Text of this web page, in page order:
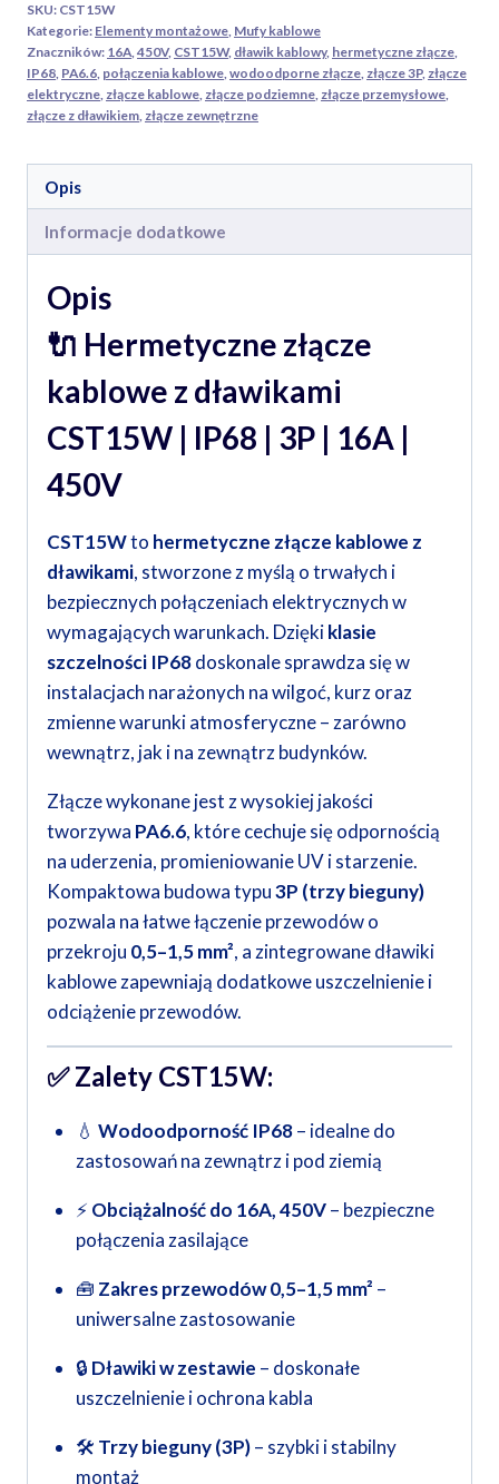
|
3P
|
16A
450V
SKU: CST15W
Kategorie: Elementy montażowe, Mufy kablowe
Znaczników: 16A, 450V, CST15W, dławik kablowy, hermetyczne złącze,
IP68, PA6.6, połączenia kablowe, wodoodporne złącze, złącze 3P, złącze
elektryczne, złącze kablowe, złącze podziemne, złącze przemysłowe,
złącze z dławikiem, złącze zewnętrzne
Opis
Informacje dodatkowe
Opis
🔌 Hermetyczne złącze
kablowe z dławikami
CST15W | IP68 | 3P | 16A |
450V
CST15Wto hermetyczne złącze kablowe z
dławikami, stworzone z myślą o trwałych i
bezpiecznych połączeniach elektrycznych w
wymagających warunkach. Dziękiklasie
szczelności IP68doskonale sprawdza się w
instalacjach narażonych na wilgoć, kurz oraz
zmienne warunki atmosferyczne – zarówno
wewnątrz, jak i na zewnątrz budynków.
Złącze wykonane jest z wysokiej jakości
tworzywa PA6.6, które cechuje się odpornością
na uderzenia, promieniowanie UV i starzenie.
Kompaktowa budowa typu3P (trzy bieguny)
pozwala na łatwe łączenie przewodów o
przekroju 0,5–1,5 mm², a zintegrowane dławiki
kablowe zapewniają dodatkowe uszczelnienie i
odciążenie przewodów.
✅Zalety CST15W:
💧 Wodoodporność IP68– idealne do
zastosowań na zewnątrz i pod ziemią
⚡ Obciążalność do 16A, 450V– bezpieczne
połączenia zasilające
🧰 Zakres przewodów 0,5–1,5 mm² –
uniwersalne zastosowanie
🔒 Dławiki w zestawie – doskonałe
uszczelnienie i ochrona kabla
🛠️ Trzy bieguny (3P)– szybki i stabilny
montaż